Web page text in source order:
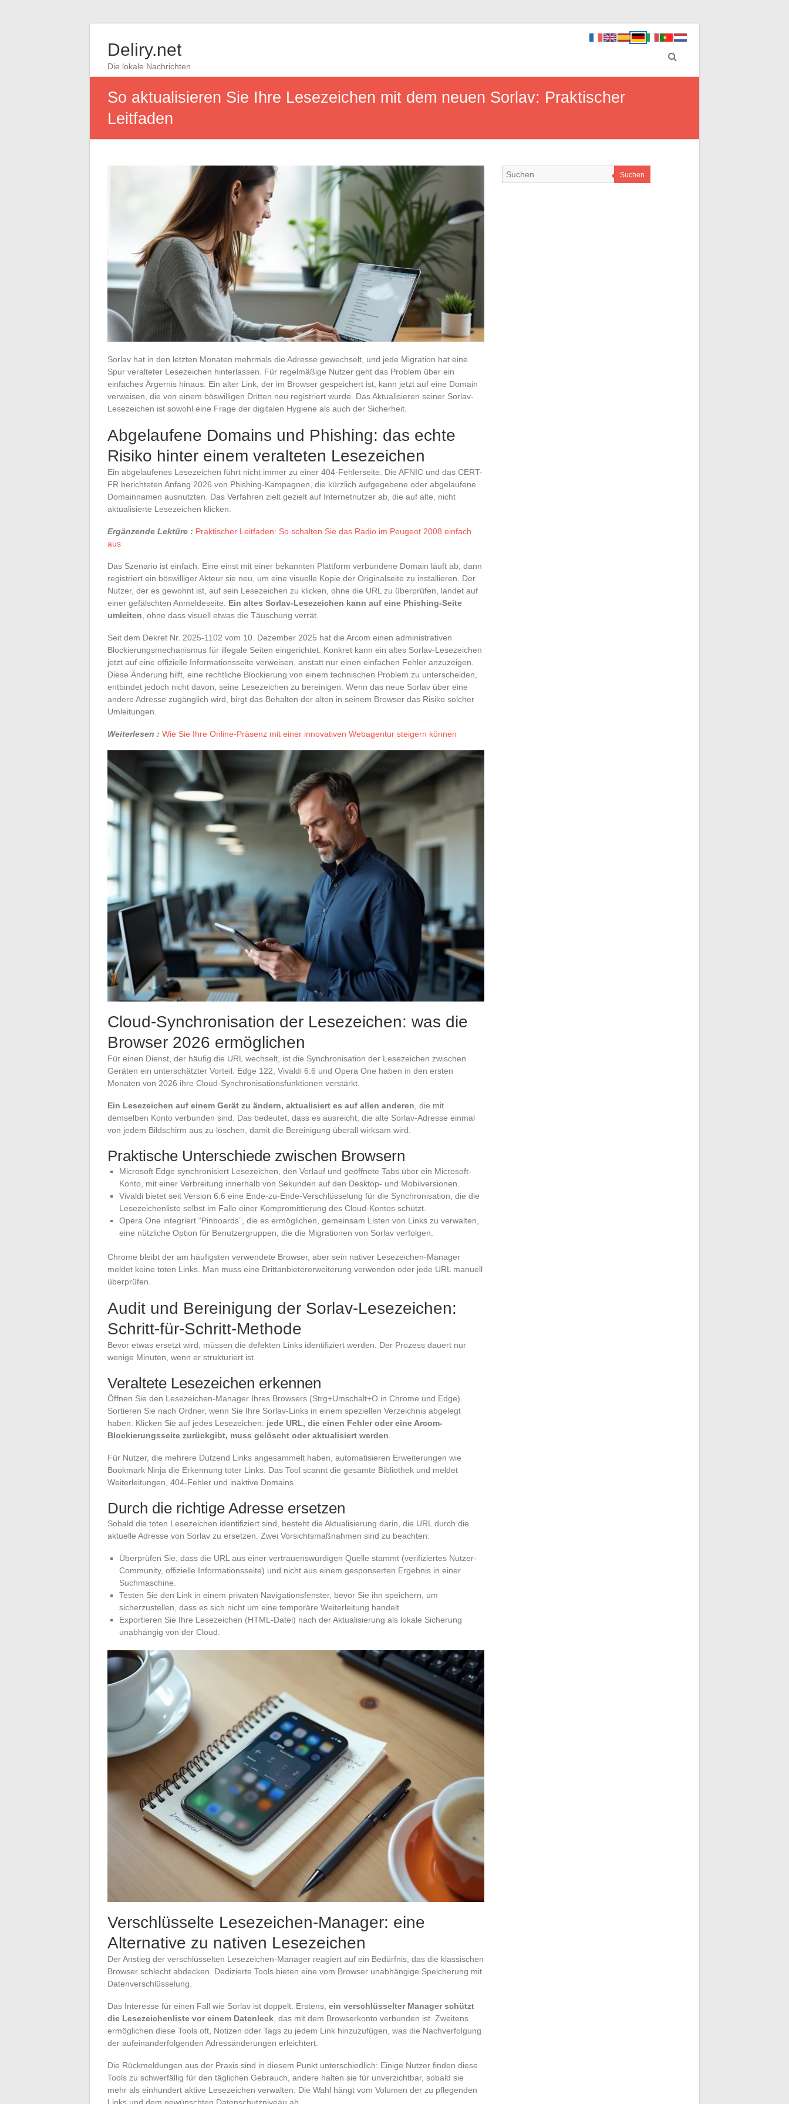
Deliry.net
Die lokale Nachrichten
So aktualisieren Sie Ihre Lesezeichen mit dem neuen Sorlav: Praktischer
Leitfaden
Sorlav hat in den letzten Monaten mehrmals die Adresse gewechselt, und jede Migration hat eine
Spur veralteter Lesezeichen hinterlassen. Für regelmäßige Nutzer geht das Problem über ein
einfaches Ärgernis hinaus: Ein alter Link, der im Browser gespeichert ist, kann jetzt auf eine Domain
verweisen, die von einem böswilligen Dritten neu registriert wurde. Das Aktualisieren seiner Sorlav-
Lesezeichen ist sowohl eine Frage der digitalen Hygiene als auch der Sicherheit.
Abgelaufene Domains und Phishing: das echte
Risiko hinter einem veralteten Lesezeichen
Ein abgelaufenes Lesezeichen führt nicht immer zu einer 404-Fehlerseite. Die AFNIC und das CERT-
FR berichteten Anfang 2026 von Phishing-Kampagnen, die kürzlich aufgegebene oder abgelaufene
Domainnamen ausnutzten. Das Verfahren zielt gezielt auf Internetnutzer ab, die auf alte, nicht
aktualisierte Lesezeichen klicken.
Ergänzende Lektüre : Praktischer Leitfaden: So schalten Sie das Radio im Peugeot 2008 einfach
aus
Das Szenario ist einfach: Eine einst mit einer bekannten Plattform verbundene Domain läuft ab, dann
registriert ein böswilliger Akteur sie neu, um eine visuelle Kopie der Originalseite zu installieren. Der
Nutzer, der es gewohnt ist, auf sein Lesezeichen zu klicken, ohne die URL zu überprüfen, landet auf
einer gefälschten Anmeldeseite. Ein altes Sorlav-Lesezeichen kann auf eine Phishing-Seite
umleiten , ohne dass visuell etwas die Täuschung verrät.
Seit dem Dekret Nr. 2025-1102 vom 10. Dezember 2025 hat die Arcom einen administrativen
Blockierungsmechanismus für illegale Seiten eingerichtet. Konkret kann ein altes Sorlav-Lesezeichen
jetzt auf eine offizielle Informationsseite verweisen, anstatt nur einen einfachen Fehler anzuzeigen.
Diese Änderung hilft, eine rechtliche Blockierung von einem technischen Problem zu unterscheiden,
entbindet jedoch nicht davon, seine Lesezeichen zu bereinigen. Wenn das neue Sorlav über eine
andere Adresse zugänglich wird, birgt das Behalten der alten in seinem Browser das Risiko solcher
Umleitungen.
Weiterlesen : Wie Sie Ihre Online-Präsenz mit einer innovativen Webagentur steigern können
Cloud-Synchronisation der Lesezeichen: was die
Browser 2026 ermöglichen
Für einen Dienst, der häufig die URL wechselt, ist die Synchronisation der Lesezeichen zwischen
Geräten ein unterschätzter Vorteil. Edge 122, Vivaldi 6.6 und Opera One haben in den ersten
Monaten von 2026 ihre Cloud-Synchronisationsfunktionen verstärkt.
Ein Lesezeichen auf einem Gerät zu ändern, aktualisiert es auf allen anderen, die mit
demselben Konto verbunden sind. Das bedeutet, dass es ausreicht, die alte Sorlav-Adresse einmal
von jedem Bildschirm aus zu löschen, damit die Bereinigung überall wirksam wird.
Praktische Unterschiede zwischen Browsern
Microsoft Edge synchronisiert Lesezeichen, den Verlauf und geöffnete Tabs über ein Microsoft-
Konto, mit einer Verbreitung innerhalb von Sekunden auf den Desktop- und Mobilversionen.
Vivaldi bietet seit Version 6.6 eine Ende-zu-Ende-Verschlüsselung für die Synchronisation, die die
Lesezeichenliste selbst im Falle einer Kompromittierung des Cloud-Kontos schützt.
Opera One integriert “Pinboards”, die es ermöglichen, gemeinsam Listen von Links zu verwalten,
eine nützliche Option für Benutzergruppen, die die Migrationen von Sorlav verfolgen.
Chrome bleibt der am häufigsten verwendete Browser, aber sein nativer Lesezeichen-Manager
meldet keine toten Links. Man muss eine Drittanbietererweiterung verwenden oder jede URL manuell
überprüfen.
Audit und Bereinigung der Sorlav-Lesezeichen:
Schritt-für-Schritt-Methode
Bevor etwas ersetzt wird, müssen die defekten Links identifiziert werden. Der Prozess dauert nur
wenige Minuten, wenn er strukturiert ist.
Veraltete Lesezeichen erkennen
Öffnen Sie den Lesezeichen-Manager Ihres Browsers (Strg+Umschalt+O in Chrome und Edge).
Sortieren Sie nach Ordner, wenn Sie Ihre Sorlav-Links in einem speziellen Verzeichnis abgelegt
haben. Klicken Sie auf jedes Lesezeichen: jede URL, die einen Fehler oder eine Arcom-
Blockierungsseite zurückgibt, muss gelöscht oder aktualisiert werden.
Für Nutzer, die mehrere Dutzend Links angesammelt haben, automatisieren Erweiterungen wie
Bookmark Ninja die Erkennung toter Links. Das Tool scannt die gesamte Bibliothek und meldet
Weiterleitungen, 404-Fehler und inaktive Domains.
Durch die richtige Adresse ersetzen
Sobald die toten Lesezeichen identifiziert sind, besteht die Aktualisierung darin, die URL durch die
aktuelle Adresse von Sorlav zu ersetzen. Zwei Vorsichtsmaßnahmen sind zu beachten:
Überprüfen Sie, dass die URL aus einer vertrauenswürdigen Quelle stammt (verifiziertes Nutzer-
Community, offizielle Informationsseite) und nicht aus einem gesponserten Ergebnis in einer
Suchmaschine.
Testen Sie den Link in einem privaten Navigationsfenster, bevor Sie ihn speichern, um
sicherzustellen, dass es sich nicht um eine temporäre Weiterleitung handelt.
Exportieren Sie Ihre Lesezeichen (HTML-Datei) nach der Aktualisierung als lokale Sicherung
unabhängig von der Cloud.
Verschlüsselte Lesezeichen-Manager: eine
Alternative zu nativen Lesezeichen
Der Anstieg der verschlüsselten Lesezeichen-Manager reagiert auf ein Bedürfnis, das die klassischen
Browser schlecht abdecken. Dedizierte Tools bieten eine vom Browser unabhängige Speicherung mit
Datenverschlüsselung.
Das Interesse für einen Fall wie Sorlav ist doppelt. Erstens, ein verschlüsselter Manager schützt
die Lesezeichenliste vor einem Datenleck , das mit dem Browserkonto verbunden ist. Zweitens
ermöglichen diese Tools oft, Notizen oder Tags zu jedem Link hinzuzufügen, was die Nachverfolgung
der aufeinanderfolgenden Adressänderungen erleichtert.
Die Rückmeldungen aus der Praxis sind in diesem Punkt unterschiedlich: Einige Nutzer finden diese
Tools zu schwerfällig für den täglichen Gebrauch, andere halten sie für unverzichtbar, sobald sie
mehr als einhundert aktive Lesezeichen verwalten. Die Wahl hängt vom Volumen der zu pflegenden
Links und dem gewünschten Datenschutzniveau ab.
Suchen